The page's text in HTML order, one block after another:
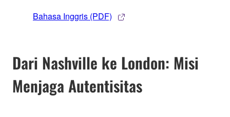
Bahasa Inggris (PDF)
Dari Nashville ke London: Misi
Menjaga Autentisitas